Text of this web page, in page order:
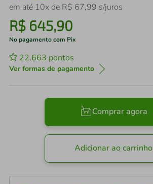
em até 10x de R$ 67,99 s/juros
R$ 645,90
No pagamento com Pix
22.663 pontos
Ver formas de pagamento
Comprar agora
Adicionar ao carrinho